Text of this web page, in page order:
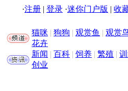
·注册 | 登录 ·迷你门户版 | 收
猫咪 | 狗狗 | 观赏鱼 | 观赏
花卉
新闻 | 百科 | 饲养 | 繁殖 |
创业